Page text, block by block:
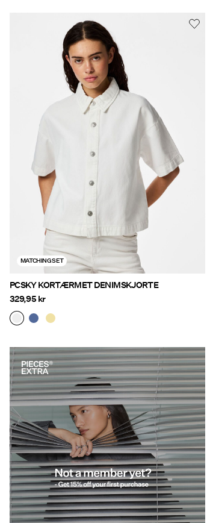
MATCHING SET
PCSKY KORTÆRMET DENIMSKJORTE
329,95 kr
https://www.pieces.com/share?
register=true